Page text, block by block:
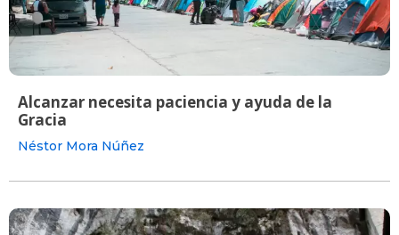
Alcanzar necesita paciencia y ayuda de la
Gracia
Néstor Mora Núñez